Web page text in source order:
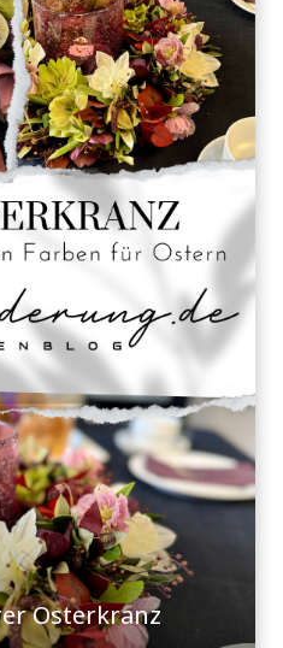
Osterkranz